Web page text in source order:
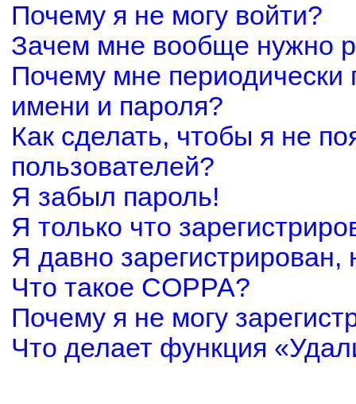
Почему я не могу войти?
Зачем мне вообще нужно
Почему мне периодически
имени и пароля?
Как сделать, чтобы я не
пользователей?
Я забыл пароль!
Я только что
Я давно
Что такое COPPA?
Почему я не могу
Что делает функция